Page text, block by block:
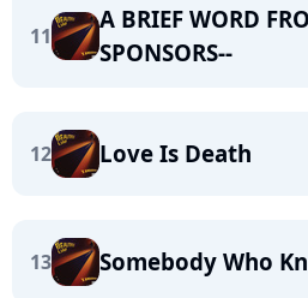
11
A BRIEF WORD
SPONSORS--
12 Love Is Death
13 Somebody Who